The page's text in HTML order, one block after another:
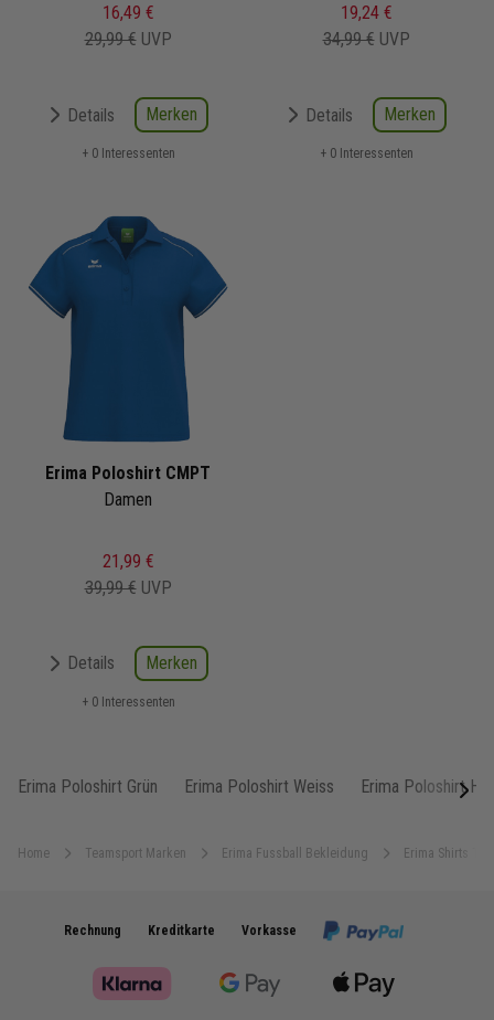
Home Teamsport Marken Erima Fussball Bekleidung Erima Shirts
16,49 €
29,99 € UVP
Details Merken
+ 0 Interessenten
19,24 €
34,99 € UVP
Details Merken
+ 0 Interessenten
Erima Poloshirt CMPT
Damen
21,99 €
39,99 € UVP
Details Merken
+ 0 Interessenten
Rechnung Kreditkarte Vorkasse
Erima Poloshirt Grün Erima Poloshirt Weiss
Erima Poloshirt